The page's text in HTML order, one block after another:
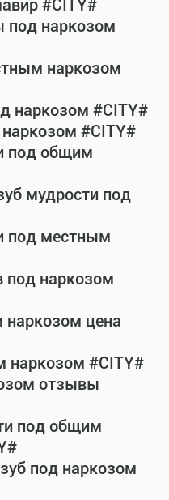
#CITY#
под наркозом
наркозом
наркозом #CITY#
#CITY#
под общим
мудрости под
под местным
под наркозом
цена
наркозом #CITY#
отзывы
под общим
под наркозом